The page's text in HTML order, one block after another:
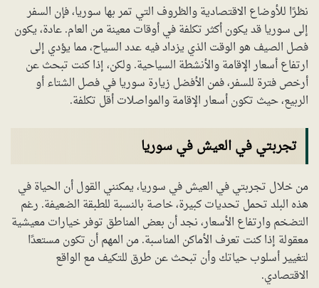
نظرًا للأوضاع الاقتصادية والظروف التي تمر بها سوريا، فإن السفر
إلى سوريا قد يكون أكثر تكلفة في أوقات معينة من العام. عادة، يكون
فصل الصيف هو الوقت الذي يزداد فيه عدد السياح، مما يؤدي إلى
ارتفاع أسعار الإقامة والأنشطة السياحية. ولكن، إذا كنت تبحث عن
أرخص فترة للسفر، فمن الأفضل زيارة سوريا في فصل الشتاء أو
الربيع، حيث تكون أسعار الإقامة والمواصلات أقل تكلفة.
تجربتي في العيش في سوريا
من خلال تجربتي في العيش في سوريا، يمكنني القول أن الحياة في
هذه البلد تحمل تحديات كبيرة، خاصة بالنسبة للطبقة الضعيفة. رغم
التضخم وارتفاع الأسعار، نجد أن بعض المناطق توفر خيارات معيشية
معقولة إذا كنت تعرف الأماكن المناسبة. من المهم أن تكون مستعدًا
لتغيير أسلوب حياتك وأن تبحث عن طرق للتكيف مع الواقع
الاقتصادي.